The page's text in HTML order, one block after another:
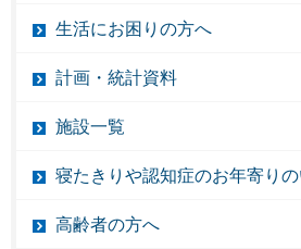
生活にお困りの方へ
計画・統計資料
施設一覧
寝たきりや認知症のお年寄り
高齢者の方へ